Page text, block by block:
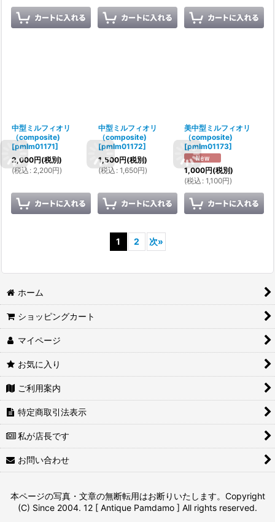
中型ミルフィオリ
（composite)
[pmlm01171]
2,000円(税別)
(税込 : 2,200円)
中型ミルフィオリ
（composite)
[pmlm01172]
1,500円(税別)
(税込 : 1,650円)
美中型ミルフィオリ
（composite)
[pmlm01173]
1,000円(税別)
(税込 : 1,100円)
1 2 次»
ホーム
ショッピングカート
マイページ
お気に入り
ご利用案内
特定商取引法表示
私が店長です
お問い合わせ
本ページの写真・文章の無断転用はお断りいたします。Copyright
(C) Since 2004. 12 [ Antique Pamdamo ] All rights reserved.